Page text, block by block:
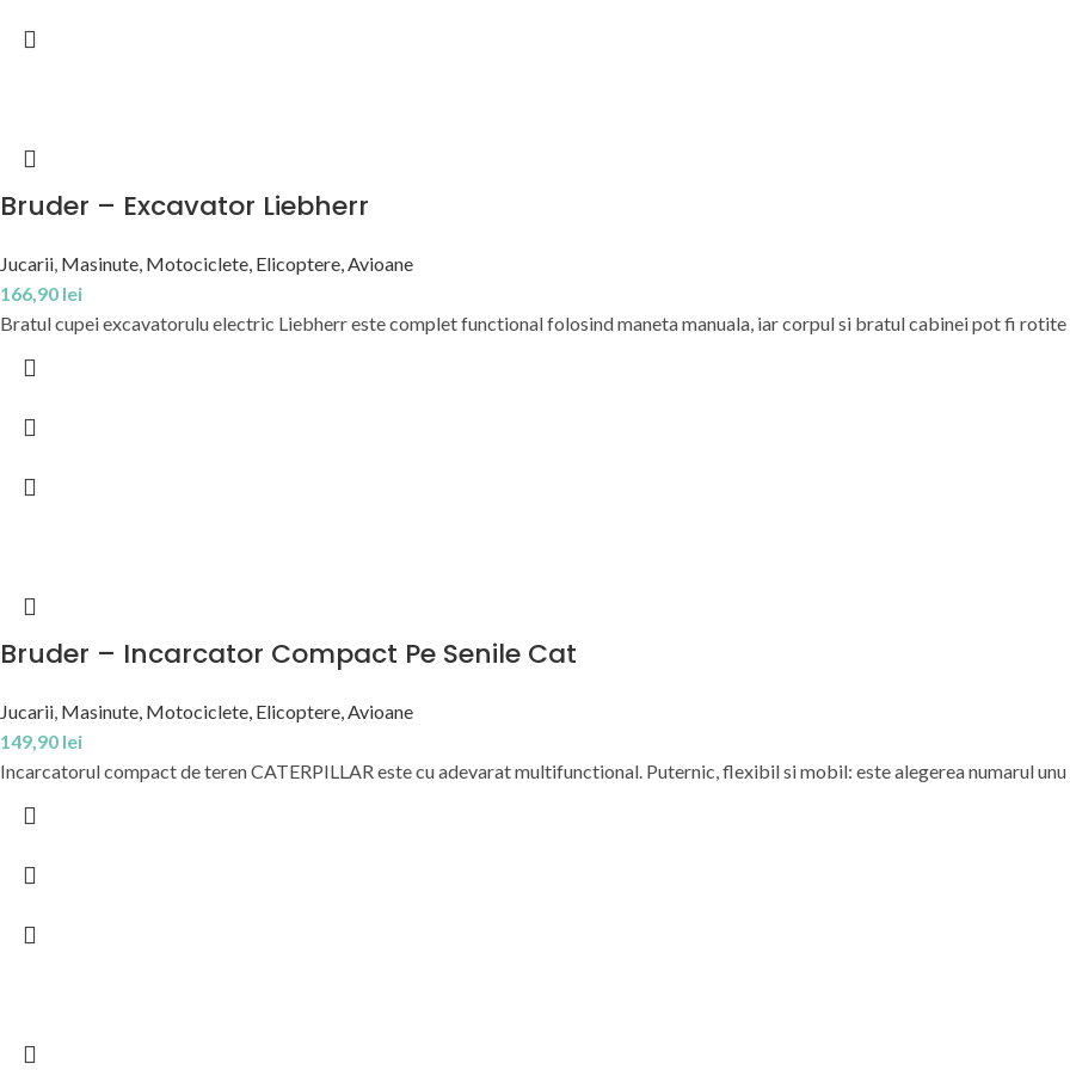
Bruder – Excavator Liebherr
Jucarii, Masinute, Motociclete, Elicoptere, Avioane
166,90 lei
Bratul cupei excavatorulu electric Liebherr este complet functional folosind maneta manuala, iar corpul si bratul cabinei pot fi rotite
Bruder – Incarcator Compact Pe Senile Cat
Jucarii, Masinute, Motociclete, Elicoptere, Avioane
149,90 lei
Incarcatorul compact de teren CATERPILLAR este cu adevarat multifunctional. Puternic, flexibil si mobil: este alegerea numarul